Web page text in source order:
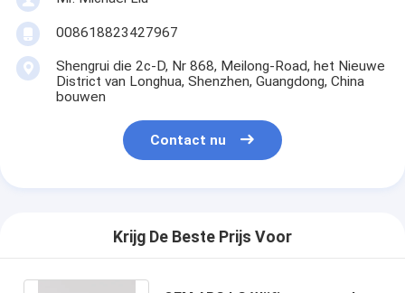
008618823427967
Shengrui die 2c-D, Nr 868, Meilong-Road, het Nieuwe
District van Longhua, Shenzhen, Guangdong, China
bouwen
Contact nu
Krijg De Beste Prijs Voor